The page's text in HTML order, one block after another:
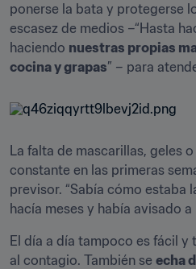
ponerse la bata y protegerse
escasez de medios –“Hasta
haciendo nuestras propias
cocina y grapas” – para
La falta de mascarillas, geles
constante en las primeras
previsor. “Sabía cómo estaba
hacía meses y había avisado a
El día a día tampoco es fácil
al contagio. También se echa